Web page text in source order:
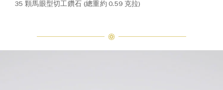
35 顆馬眼型切工鑽石 (總重約 0.59 克拉)